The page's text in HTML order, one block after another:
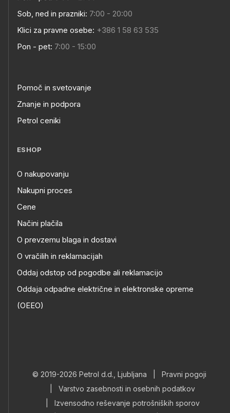
Sob, ned in prazniki: 7:00 - 20:00
Klici za pravne osebe: +386 1 58 63 535
Pon - pet: 7:00 - 15:00
Pomoč in svetovanje
Znanje in podpora
Petrol ceniki
ESHOP
O nakupovanju
Nakupni proces
Cene
Načini plačila
O prevzemu blaga in dostavi
O vračilih in reklamacijah
Oddaj odstop od pogodbe ali reklamacijo
Oddaja odpadne električne in elektronske opreme
(OEEO)
© 2019-2026 Petrol d.d., Ljubljana
Pravni pogoji
Varstvo zasebnosti in osebnih podatkov
Izvensodno reševanje potrošniških sporov